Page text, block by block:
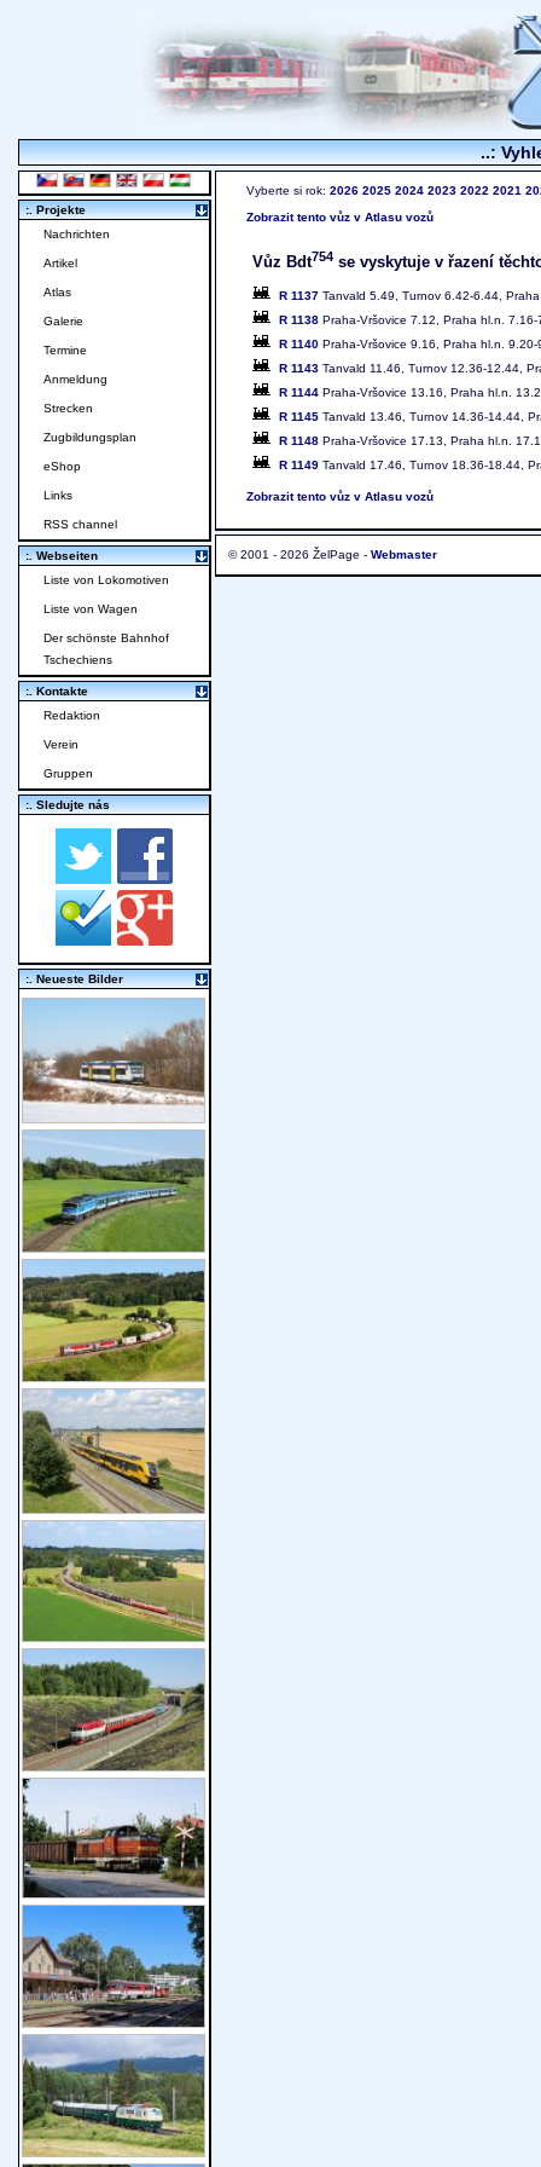
..:
Vyberte si rok: 2026 2025 2024 2023 2022 2021
Zobrazit tento vůz v Atlasu vozů
Vůz Bdt754 se vyskytuje v řazení
R 1137 Tanvald 5.49, Turnov 6.42-6.44,
R 1138 Praha-Vršovice 7.12, Praha hl.n.
R 1140 Praha-Vršovice 9.16, Praha hl.n.
R 1143 Tanvald 11.46, Turnov 12.36-12.44,
R 1144 Praha-Vršovice 13.16, Praha hl.n.
R 1145 Tanvald 13.46, Turnov 14.36-14.44,
R 1148 Praha-Vršovice 17.13, Praha hl.n.
R 1149 Tanvald 17.46, Turnov 18.36-18.44,
Zobrazit tento vůz v Atlasu vozů
© 2001 - 2026 ŽelPage - Webmaster
:. Projekte
Nachrichten
Artikel
Atlas
Galerie
Termine
Anmeldung
Strecken
Zugbildungsplan
eShop
Links
RSS channel
:. Webseiten
Liste von Lokomotiven
Liste von Wagen
Der schönste Bahnhof
Tschechiens
:. Kontakte
Redaktion
Verein
Gruppen
:. Sledujte nás
:. Neueste Bilder